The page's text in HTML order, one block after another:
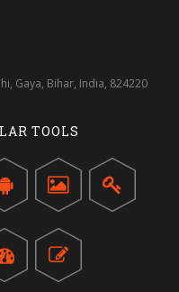
Gaya, Bihar, India, 824220
TOOLS